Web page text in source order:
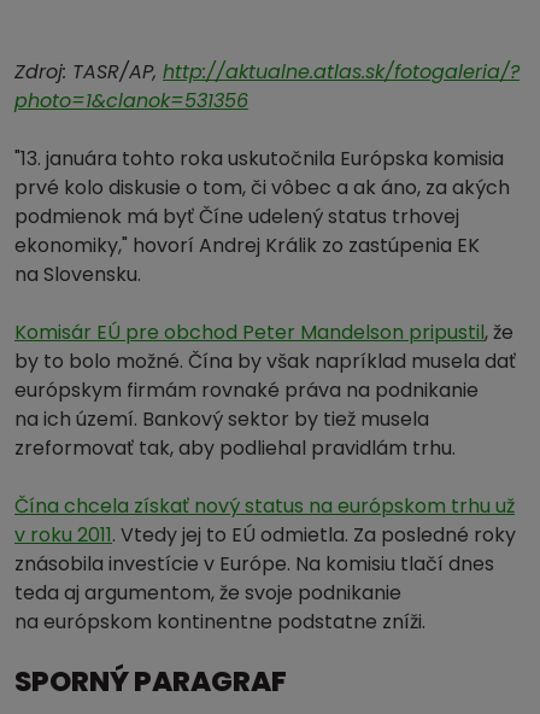
Zdroj: TASR/AP, http://aktualne.atlas.sk/fotogaleria/?
photo=1&clanok=531356
"13. januára tohto roka uskutočnila Európska komisia
prvé kolo diskusie o tom, či vôbec a ak áno, za akých
podmienok má byť Číne udelený status trhovej
ekonomiky," hovorí Andrej Králik zo zastúpenia EK
na Slovensku.
Komisár EÚ pre obchod Peter Mandelson pripustil, že
by to bolo možné. Čína by však napríklad musela dať
európskym firmám rovnaké práva na podnikanie
na ich území. Bankový sektor by tiež musela
zreformovať tak, aby podliehal pravidlám trhu.
Čína chcela získať nový status na európskom trhu už
v roku 2011. Vtedy jej to EÚ odmietla. Za posledné roky
znásobila investície v Európe. Na komisiu tlačí dnes
teda aj argumentom, že svoje podnikanie
na európskom kontinentne podstatne zníži.
SPORNÝ PARAGRAF